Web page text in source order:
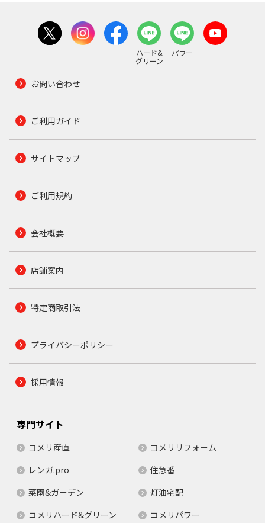
ハード&
グリーン
パワー
お問い合わせ
ご利用ガイド
サイトマップ
ご利用規約
会社概要
店舗案内
特定商取引法
プライバシーポリシー
採用情報
専門サイト
コメリ産直
コメリリフォーム
レンガ.pro
住急番
菜園&ガーデン
灯油宅配
コメリハード&グリーン
コメリパワー